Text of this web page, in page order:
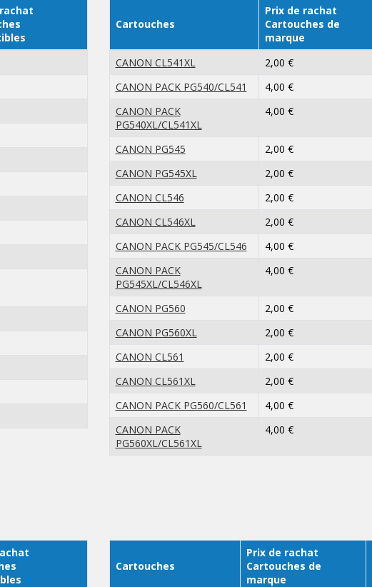
Cartouches
Prix de rachat
Cartouches de
marque
CANON CL541XL
2,00 €
CANON PACK PG540/CL541
4,00 €
CANON PACK
PG540XL/CL541XL
4,00 €
CANON PG545 2,00 €
CANON PG545XL
2,00 €
CANON CL546
2,00 €
CANON CL546XL
2,00 €
CANON PACK PG545/CL546
4,00 €
CANON PACK
PG545XL/CL546XL
4,00 €
CANON PG560 2,00 €
CANON PG560XL
2,00 €
CANON CL561
2,00 €
CANON CL561XL
2,00 €
CANON PACK PG560/CL561
4,00 €
CANON PACK
PG560XL/CL561XL
4,00 €
Cartouches
Prix de rachat
Cartouches de
marque